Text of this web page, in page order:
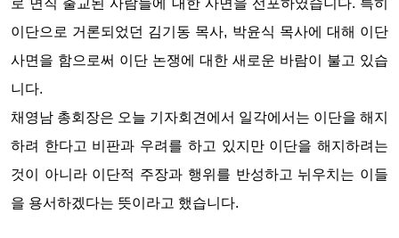
로 면직 출교된 사람들에 대한 사면을 선포하였습니다. 특히
이단으로 거론되었던 김기동 목사, 박윤식 목사에 대해 이단
사면을 함으로써 이단 논쟁에 대한 새로운 바람이 불고 있습
니다.
채영남 총회장은 오늘 기자회견에서 일각에서는 이단을 해지
하려 한다고 비판과 우려를 하고 있지만 이단을 해지하려는
것이 아니라 이단적 주장과 행위를 반성하고 뉘우치는 이들
을 용서하겠다는 뜻이라고 했습니다.